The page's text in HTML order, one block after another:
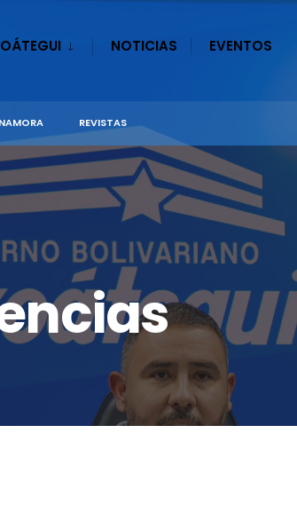
NOTICIAS EVENTOS
REVISTAS